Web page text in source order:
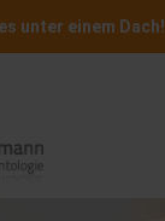
unter einem Dach!